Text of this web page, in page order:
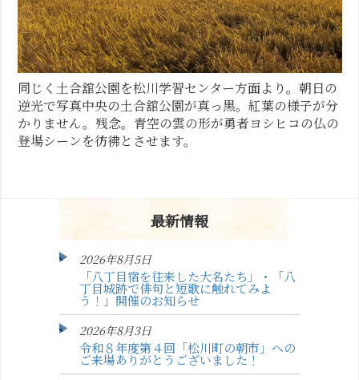
同じく土合舘公園を松川学習センター方面より。朝日の
逆光で写真中央の土合舘公園が真っ黒。紅葉の様子が分
かりません。残念。青空の雲の形が勇者ヨシヒコの仏の
登場シーンを彷彿とさせます。
最新情報
2026年8月5日
「八丁目宿を往来した大名たち」・「八
丁目城跡で俳句と短歌に触れてみよ
う！」開催のお知らせ
2026年8月3日
令和８年度第４回「松川町の朝市」への
ご来場ありがとうございました！